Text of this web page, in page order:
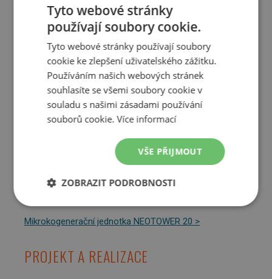
MIKROKOGENERAČNÍ JEDNOTKA
Mikrokogenerační jednotka NEOTOWER 20 spolupracuje
s plynovými kotlem a tepelným čerpadlem IVT EQ 17 při
ohřevu vsázkové vody pro výrobu, která se musí rychle
ohřát. Mikrokogenerace funguje jako primární zdroj
ohřevu, ke kterému se následně připojí plynový kotel.
Tepelné čerpadlo IVT slouží na ochlazení vody a využití
POUŽITÁ TECHNOLOGIE
Mikrokogenerační jednotka NEOTOWER 20 >
PROJEKT A REALIZACE
Tyto webové stránky
používají soubory cookie.
Tyto webové stránky používají soubory
cookie ke zlepšení uživatelského zážitku.
Používáním našich webových stránek
souhlasíte se všemi soubory cookie v
souladu s našimi zásadami používání
souborů cookie.Více informací
VŠE PŘIJMOUT
ZOBRAZIT PODROBNOSTI
Nezbytně
nutné
soubory
Výkonové
soubory
Soubory
cílení